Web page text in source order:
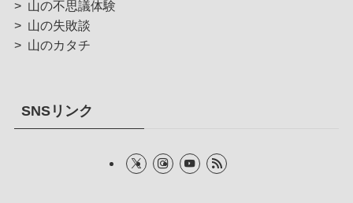
> 山の不思議体験
> 山の失敗談
> 山のカタチ
SNSリンク